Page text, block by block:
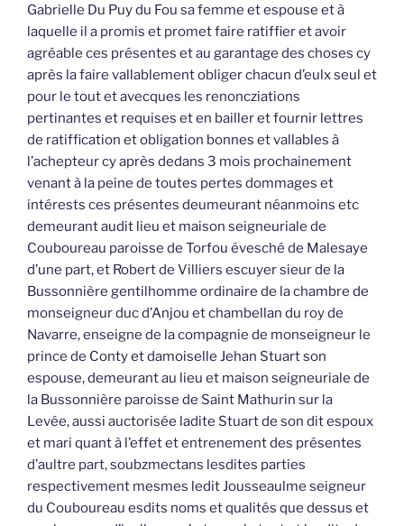
Gabrielle Du Puy du Fou sa femme et espouse et à
laquelle il a promis et promet faire ratiffier et avoir
agréable ces présentes et au garantage des choses cy
après la faire vallablement obliger chacun d’eulx seul et
pour le tout et avecques les renoncziations
pertinantes et requises et en bailler et fournir lettres
de ratiffication et obligation bonnes et vallables à
l’achepteur cy après dedans 3 mois prochainement
venant à la peine de toutes pertes dommages et
intérests ces présentes deumeurant néanmoins etc
demeurant audit lieu et maison seigneuriale de
Couboureau paroisse de Torfou évesché de Malesaye
d’une part, et Robert de Villiers escuyer sieur de la
Bussonnière gentilhomme ordinaire de la chambre de
monseigneur duc d’Anjou et chambellan du roy de
Navarre, enseigne de la compagnie de monseigneur le
prince de Conty et damoiselle Jehan Stuart son
espouse, demeurant au lieu et maison seigneuriale de
la Bussonnière paroisse de Saint Mathurin sur la
Levée, aussi auctorisée ladite Stuart de son dit espoux
et mari quant à l’effet et entrenement des présentes
d’aultre part, soubzmectans lesdites parties
respectivement mesmes ledit Jousseaulme seigneur
du Couboureau esdits noms et qualités que dessus et